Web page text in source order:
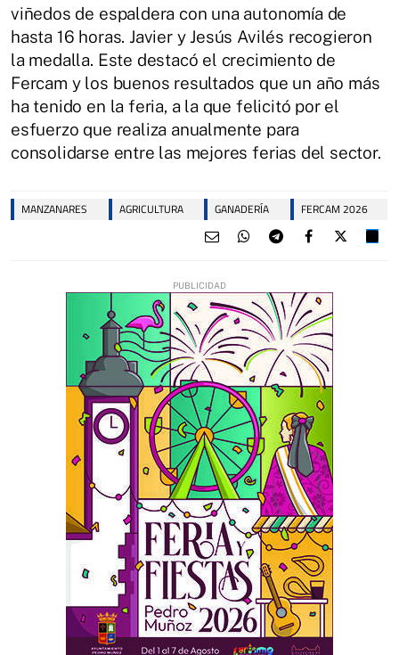
viñedos de espaldera con una autonomía de
hasta 16 horas. Javier y Jesús Avilés recogieron
la medalla. Este destacó el crecimiento de
Fercam y los buenos resultados que un año más
ha tenido en la feria, a la que felicitó por el
esfuerzo que realiza anualmente para
consolidarse entre las mejores ferias del sector.
MANZANARES AGRICULTURA GANADERÍA FERCAM 2026